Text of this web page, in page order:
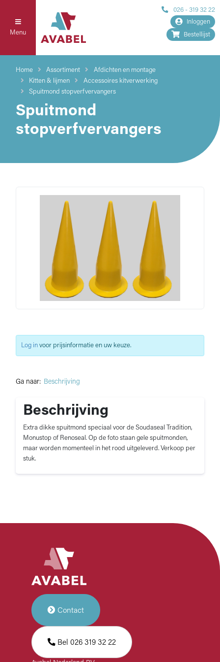
Menu
026 - 319 32 22
Inloggen
Bestellijst
Home Assortiment
Afdichten en montage
Kitten & lijmen
Accessoires kitverwerking
Spuitmond stopverfvervangers
Spuitmond
stopverfvervangers
Ga naar: Beschrijving
Beschrijving
Extra dikke spuitmond speciaal voor de Soudaseal Tradition,
Monustop of Renoseal. Op de foto staan gele spuitmonden,
maar worden momenteel in het rood uitgeleverd. Verkoop per
stuk.
Log in voor prijsinformatie en uw keuze.
Contact
Bel 026 319 32 22